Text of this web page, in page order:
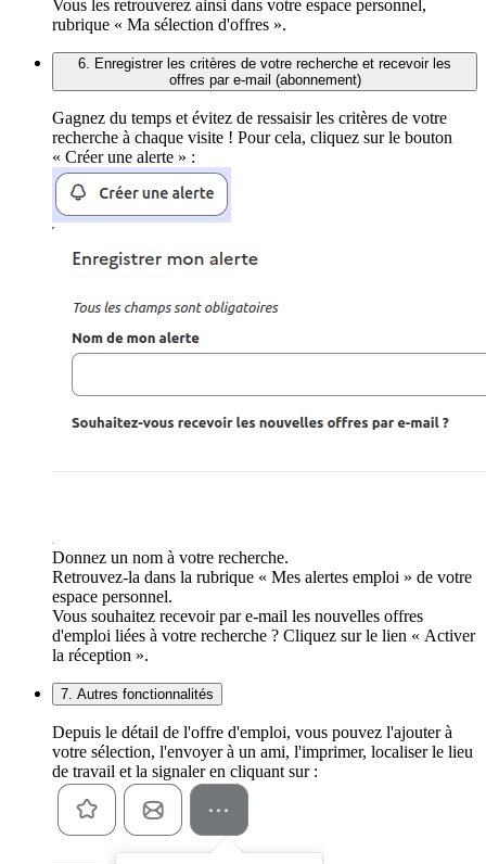
Vous les retrouverez ainsi dans votre espace personnel,
rubrique « Ma sélection d'offres ».
6. Enregistrer les critères de votre recherche et recevoir les
offres par e-mail (abonnement)
Gagnez du temps et évitez de ressaisir les critères de votre
recherche à chaque visite ! Pour cela, cliquez sur le bouton
« Créer une alerte » :
Donnez un nom à votre recherche.
Retrouvez-la dans la rubrique « Mes alertes emploi » de votre
espace personnel.
Vous souhaitez recevoir par e-mail les nouvelles offres
d'emploi liées à votre recherche ? Cliquez sur le lien « Activer
la réception ».
7. Autres fonctionnalités
Depuis le détail de l'offre d'emploi, vous pouvez l'ajouter à
votre sélection, l'envoyer à un ami, l'imprimer, localiser le lieu
de travail et la signaler en cliquant sur :